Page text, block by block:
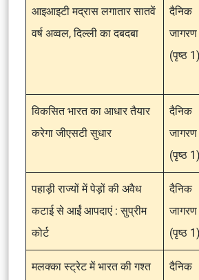
आइआइटी मद्रास लगातार सातवें
वर्ष अव्वल, दिल्ली का दबदबा
दैनिक
जागरण
(पृष्ठ 1)
विकसित भारत का आधार तैयार
करेगा जीएसटी सुधार
दैनिक
जागरण
(पृष्ठ 1)
पहाड़ी राज्यों में पेड़ों की अवैध
कटाई से आईं आपदाएं : सुप्रीम
कोर्ट
दैनिक
जागरण
(पृष्ठ 1)
मलक्का स्ट्रेट में भारत की गश्त
दैनिक